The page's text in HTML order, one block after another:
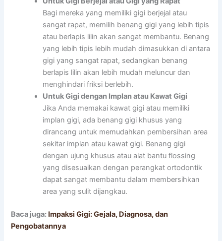
Bagi mereka yang memiliki gigi berjejal atau
sangat rapat, memilih benang gigi yang lebih tipis
atau berlapis lilin akan sangat membantu. Benang
yang lebih tipis lebih mudah dimasukkan di antara
gigi yang sangat rapat, sedangkan benang
berlapis lilin akan lebih mudah meluncur dan
menghindari friksi berlebih.
Untuk Gigi dengan Implan atau Kawat Gigi
Jika Anda memakai kawat gigi atau memiliki
implan gigi, ada benang gigi khusus yang
dirancang untuk memudahkan pembersihan area
sekitar implan atau kawat gigi. Benang gigi
dengan ujung khusus atau alat bantu flossing
yang disesuaikan dengan perangkat ortodontik
dapat sangat membantu dalam membersihkan
area yang sulit dijangkau.
Baca juga: Impaksi Gigi: Gejala, Diagnosa, dan
Pengobatannya